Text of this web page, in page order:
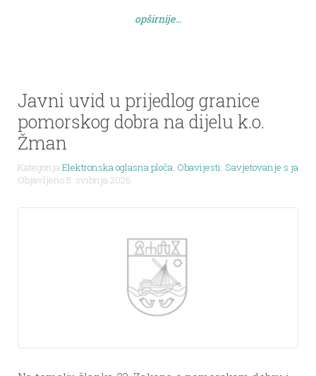
100.000,00 EUR Izvor: […]opširnije...
Javni uvid u prijedlog granice
pomorskog dobra na dijelu k.o.
Žman
KategorijaElektronska oglasna ploča, Obavijesti, Savjetovanje s
Objavljeno 5. svibnja 2026.